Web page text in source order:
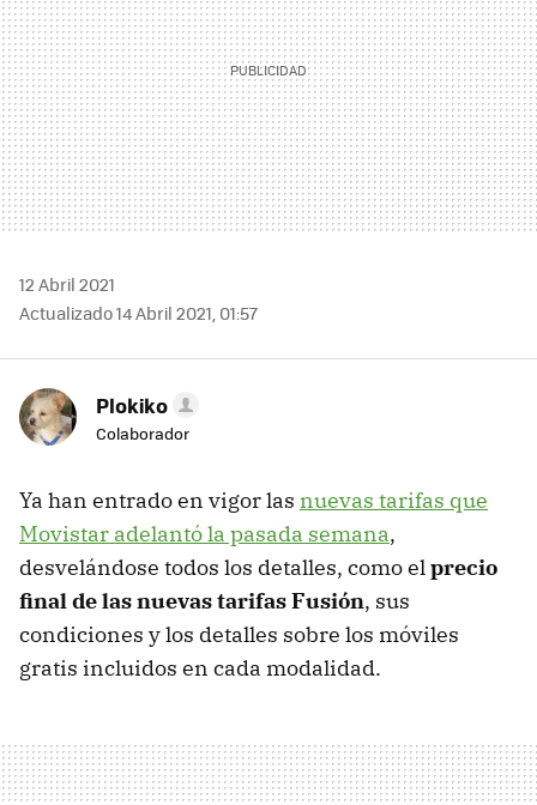
12 Abril 2021
Actualizado 14 Abril 2021, 01:57
Plokiko
Colaborador
Ya han entrado en vigor las nuevas tarifas que
Movistar adelantó la pasada semana,
desvelándose todos los detalles, como elprecio
final de las nuevas tarifas Fusión, sus
condiciones y los detalles sobre los móviles
gratis incluidos en cada modalidad.